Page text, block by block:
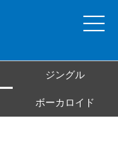
ジングル
ボーカロイド